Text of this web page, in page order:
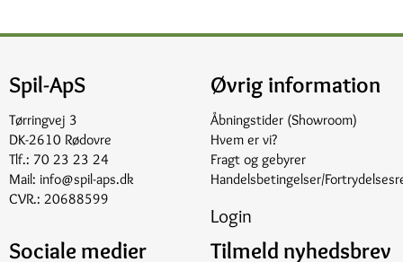
Spil-ApS
Tørringvej 3
DK-2610 Rødovre
Tlf.: 70 23 23 24
Mail: info@spil-aps.dk
CVR.: 20688599
Øvrig information
Åbningstider (Showroom)
Hvem er vi?
Fragt og gebyrer
Handelsbetingelser/
Login
Sociale medier Tilmeld nyhedsbrev